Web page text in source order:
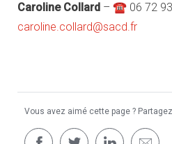
Caroline Collard – ☎ 06 72
caroline.collard@sacd.fr
Vous avez aimé cette page ?